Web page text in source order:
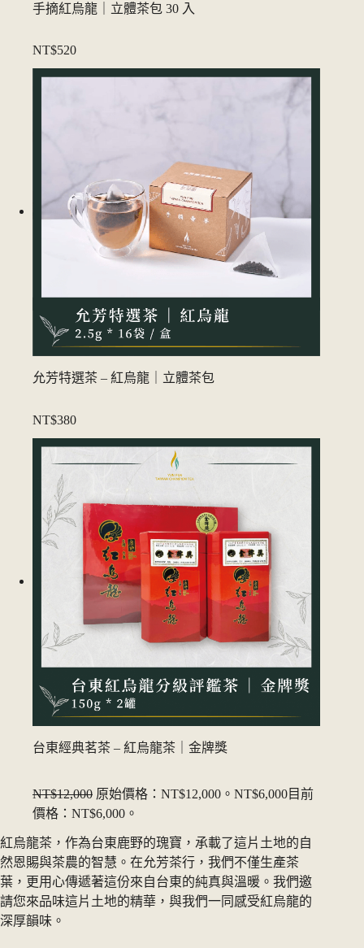
手摘紅烏龍｜立體茶包 30 入
NT$520
允芳特選茶 – 紅烏龍｜立體茶包
NT$380
台東經典茗茶 – 紅烏龍茶｜金牌獎
NT$12,000 原始價格：NT$12,000。 NT$6,000目前
價格：NT$6,000。
紅烏龍茶，作為台東鹿野的瑰寶，承載了這片土地的自
然恩賜與茶農的智慧。在允芳茶行，我們不僅生產茶
葉，更用心傳遞著這份來自台東的純真與溫暖。我們邀
請您來品味這片土地的精華，與我們一同感受紅烏龍的
深厚韻味。